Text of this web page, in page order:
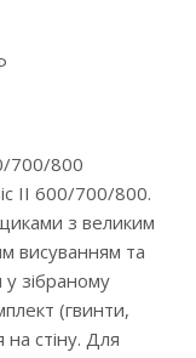
700/800
II 600/700/800.
з великим
висуванням та
зібраному
(гвинти,
стіну. Для